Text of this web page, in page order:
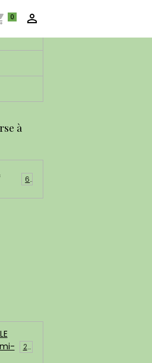
0
à
6
200